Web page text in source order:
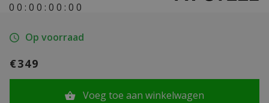
0 0 : 0 0 : 0 0 : 0 0
Op voorraad
€349
Voeg toe aan winkelwagen